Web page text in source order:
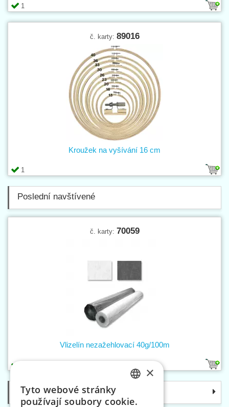
1
č. karty: 89016
1
Kroužek na vyšívání 16 cm
Poslední navštívené
č. karty: 70059
Vlizelín nezažehlovací 40g/100m
Kategorie
×
Tyto webové stránky
používají soubory cookie.